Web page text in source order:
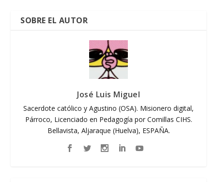
SOBRE EL AUTOR
José Luis Miguel
Sacerdote católico y Agustino (OSA). Misionero digital,
Párroco, Licenciado en Pedagogía por Comillas CIHS.
Bellavista, Aljaraque (Huelva), ESPAÑA.